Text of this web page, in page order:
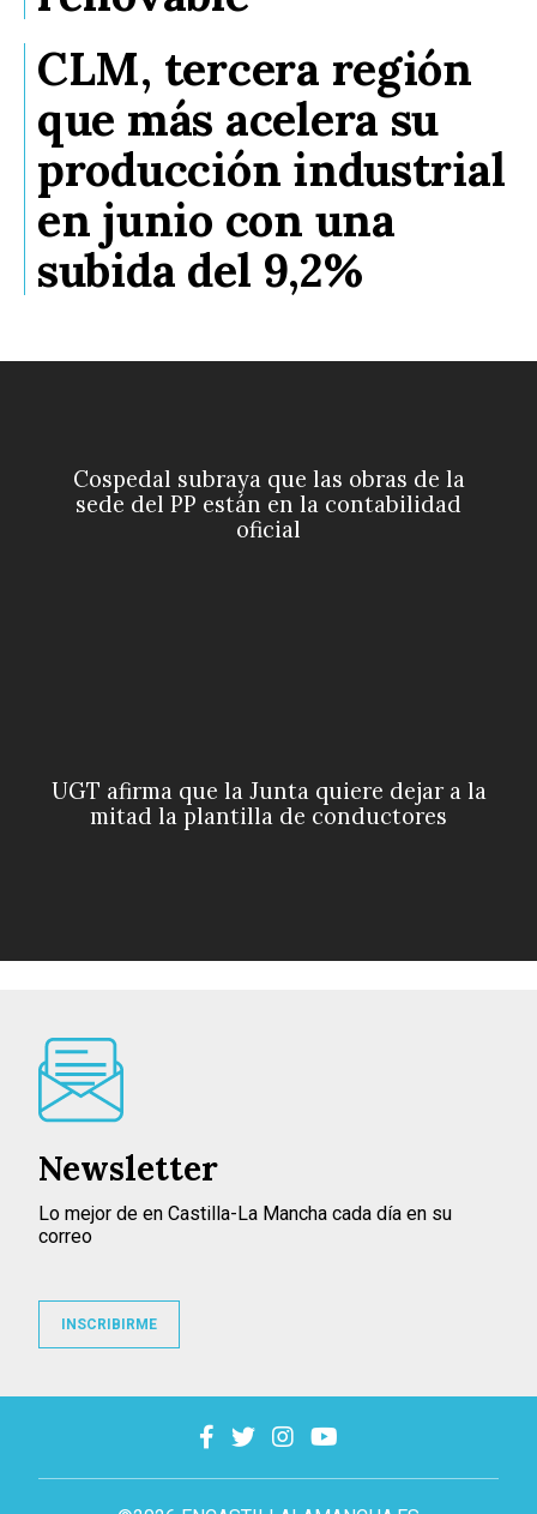
CLM, tercera región
que más acelera su
producción industrial
en junio con una
subida del 9,2%
Cospedal subraya que las obras de la
sede del PP están en la contabilidad
oficial
UGT afirma que la Junta quiere dejar a la
mitad la plantilla de conductores
Newsletter
Lo mejor de en Castilla-La Mancha cada día en su
correo
INSCRIBIRME